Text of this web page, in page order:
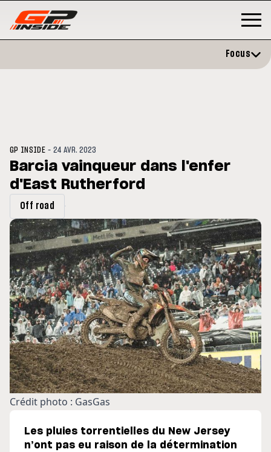
du GP de Grande-
MOTO GP
Focus
GP INSIDE -24 AVR. 2023
Barcia vainqueur dans l'enfer
d'East Rutherford
Off road
Crédit photo : GasGas
Les pluies torrentielles du New Jersey
n’ont pas eu raison de la détermination